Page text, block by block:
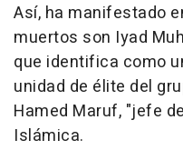
Así, ha manifestado
muertos son Iyad
que identifica como
unidad de élite del
Hamed Maruf, "jefe
Islámica.